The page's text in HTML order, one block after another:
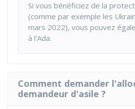
Si vous bénéficiez de la
(comme par exemple les
mars 2022), vous pouvez
à l'Ada.
Comment demander
demandeur d'asile ?